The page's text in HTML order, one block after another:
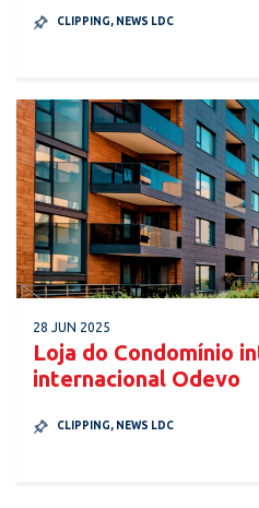
CLIPPING, NEWS LDC
28 JUN 2025
Loja do Condomínio
internacional Odevo
CLIPPING, NEWS LDC